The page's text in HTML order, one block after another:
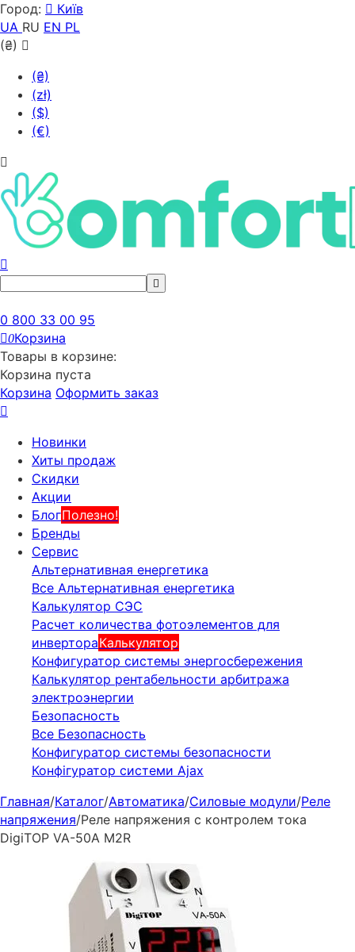
Город:
Київ
UA RU EN PL
(₴)
(₴)
(zł)
($)
(€)
0 800 33 00 95
0Корзина
Товары в корзине:
Корзина пуста
Корзина Оформить заказ
Новинки
Хиты продаж
Скидки
Акции
БлогПолезно!
Бренды
Сервис
Альтернативная енергетика
Все Альтернативная енергетика
Калькулятор СЭС
Расчет количества фотоэлементов для
инвертораКалькулятор
Конфигуратор системы энергосбережения
Калькулятор рентабельности арбитража
электроэнергии
Безопасность
Все Безопасность
Конфигуратор системы безопасности
Конфігуратор системи Ajax
Главная/Каталог/Автоматика/Силовые модули/Реле
напряжения/Реле напряжения с контролем тока
DigiTOP VA-50A M2R